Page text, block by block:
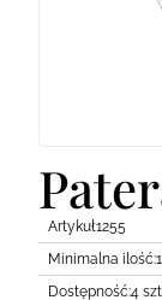
Artykuł1255
Minimalna ilość:
Dostępność:4